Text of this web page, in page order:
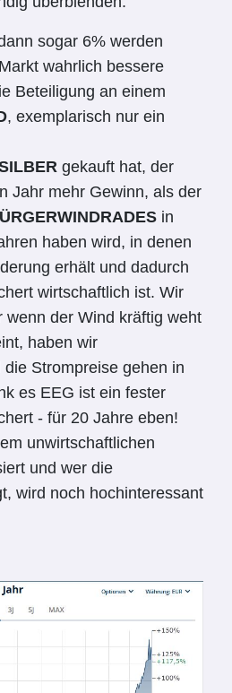
sogar 6% werden
wahrlich bessere
Beteiligung an einem
, exemplarisch nur ein
gekauft hat, der
Jahr mehr Gewinn, als der
in
haben wird, in denen
erhält und dadurch
wirtschaftlich ist. Wir
wenn der Wind kräftig weht
haben wir
Strompreise gehen in
es EEG ist ein fester
- für 20 Jahre eben!
unwirtschaftlichen
und wer die
wird noch hochinteressant